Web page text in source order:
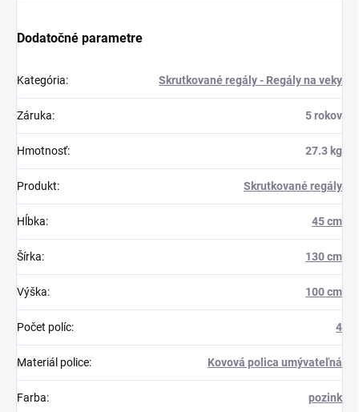
Dodatočné parametre
Kategória: Skrutkované regály - Regály na veky
Záruka: 5 rokov
Hmotnosť: 27.3 kg
Produkt: Skrutkované regály
Hĺbka: 45 cm
Šírka: 130 cm
Výška: 100 cm
Počet políc: 4
Materiál police: Kovová polica umývateľná
Farba: pozink